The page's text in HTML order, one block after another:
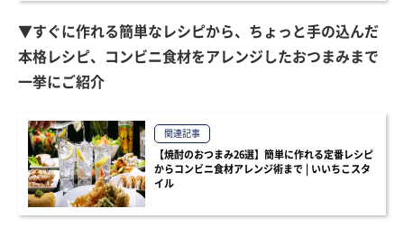
▼すぐに作れる簡単なレシピから、ちょっと手の込んだ
本格レシピ、コンビニ食材をアレンジしたおつまみまで
一挙にご紹介
関連記事
【焼酎のおつまみ26選】簡単に作れる定番レシピ
からコンビニ食材アレンジ術まで | いいちこスタ
イル